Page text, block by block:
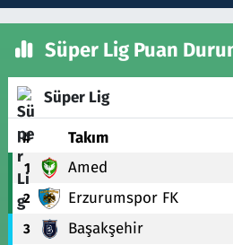
Süper Lig Puan
Süper Lig
# Takım
1 Amed
2 Erzurumspor FK
3 Başakşehir